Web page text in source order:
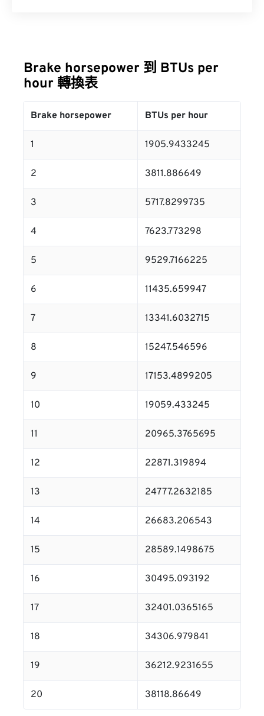
Brake horsepower 到 BTUs per
hour 轉換表
Brake horsepower BTUs per hour
1 1905.9433245
2 3811.886649
3 5717.8299735
4 7623.773298
5 9529.7166225
6 11435.659947
7 13341.6032715
8 15247.546596
9 17153.4899205
10 19059.433245
11 20965.3765695
12 22871.319894
13 24777.2632185
14 26683.206543
15 28589.1498675
16 30495.093192
17 32401.0365165
18 34306.979841
19 36212.9231655
20 38118.86649